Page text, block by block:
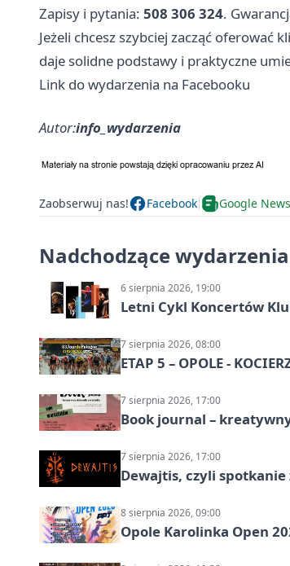
Zapisy i pytania: 508 306 324.
Jeżeli chcesz szybciej zacząć oferować
daje solidne podstawy i praktyczne
Link do wydarzenia na Facebooku
Autor:info_wydarzenia
Zaobserwuj nas! Facebook Google News
Nadchodzące wydarzenia
6 sierpnia 2026, 19:00
Letni Cykl Koncertów
7 sierpnia 2026, 08:00
ETAP 5 – OPOLE -
7 sierpnia 2026, 17:00
Book journal –
7 sierpnia 2026, 17:00
Dewajtis, czyli spotkanie
8 sierpnia 2026, 09:00
Opole Karolinka Open